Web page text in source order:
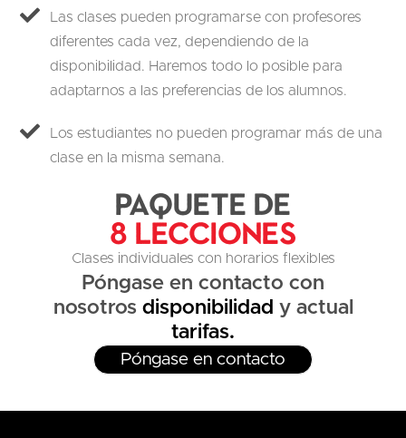
Las clases pueden programarse con profesores
diferentes cada vez, dependiendo de la
disponibilidad. Haremos todo lo posible para
adaptarnos a las preferencias de los alumnos.
Los estudiantes no pueden programar más de una
clase en la misma semana.
Paquete de
8 Lecciones
Clases individuales con horarios flexibles
Póngase en contacto con
nosotros disponibilidad y actual
tarifas.
Póngase en contacto